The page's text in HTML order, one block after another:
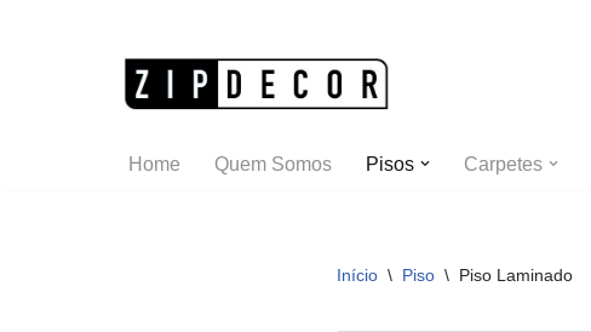
Home Quem Somos Pisos Carpetes
Início \ Piso \ Piso Laminado